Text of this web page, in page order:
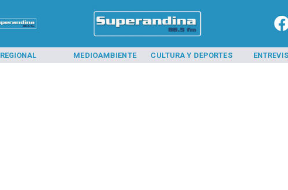
REGIONAL MEDIOAMBIENTE CULTURA Y DEPORTES